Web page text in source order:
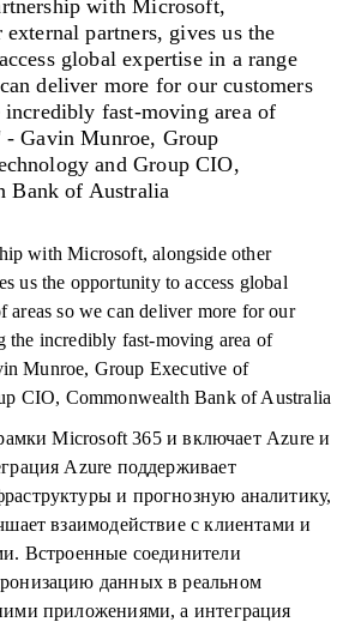
with Microsoft,
external partners, gives us the
global expertise in a range
deliver more for our customers
fast-moving area of
- Gavin Munroe, Group
and Group CIO,
Bank of Australia
with Microsoft, alongside other
us the opportunity to access global
areas so we can deliver more for our
the incredibly fast-moving area of
Munroe, Group Executive of
CIO, Commonwealth Bank of Australia
Microsoft 365 и включает Azure и
Azure поддерживает
и прогнозную аналитику,
взаимодействие с клиентами и
Встроенные соединители
данных в реальном
приложениями, а интеграция